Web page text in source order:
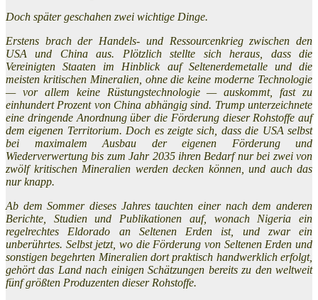
Doch später geschahen zwei wichtige Dinge.
Erstens brach der Handels- und Ressourcenkrieg zwischen den
USA und China aus. Plötzlich stellte sich heraus, dass die
Vereinigten Staaten im Hinblick auf Seltenerdemetalle und die
meisten kritischen Mineralien, ohne die keine moderne Technologie
— vor allem keine Rüstungstechnologie — auskommt, fast zu
einhundert Prozent von China abhängig sind. Trump unterzeichnete
eine dringende Anordnung über die Förderung dieser Rohstoffe auf
dem eigenen Territorium. Doch es zeigte sich, dass die USA selbst
bei maximalem Ausbau der eigenen Förderung und
Wiederverwertung bis zum Jahr 2035 ihren Bedarf nur bei zwei von
zwölf kritischen Mineralien werden decken können, und auch das
nur knapp.
Ab dem Sommer dieses Jahres tauchten einer nach dem anderen
Berichte, Studien und Publikationen auf, wonach Nigeria ein
regelrechtes Eldorado an Seltenen Erden ist, und zwar ein
unberührtes. Selbst jetzt, wo die Förderung von Seltenen Erden und
sonstigen begehrten Mineralien dort praktisch handwerklich erfolgt,
gehört das Land nach einigen Schätzungen bereits zu den weltweit
fünf größten Produzenten dieser Rohstoffe.